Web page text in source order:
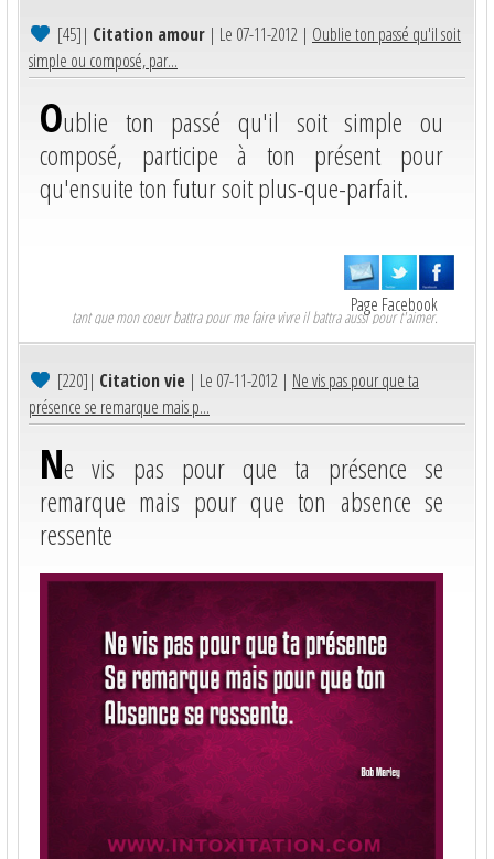
[45]| Citation amour | Le 07-11-2012 | Oublie ton passé qu'il soit
simple ou composé, par...
Oublie ton passé qu'il soit simple ou
composé, participe à ton présent pour
qu'ensuite ton futur soit plus-que-parfait.
Page Facebook
tant que mon coeur battra pour me faire vivre il battra aussi pour t'aimer.
[220]| Citation vie | Le 07-11-2012 | Ne vis pas pour que ta
présence se remarque mais p...
Ne vis pas pour que ta présence se
remarque mais pour que ton absence se
ressente